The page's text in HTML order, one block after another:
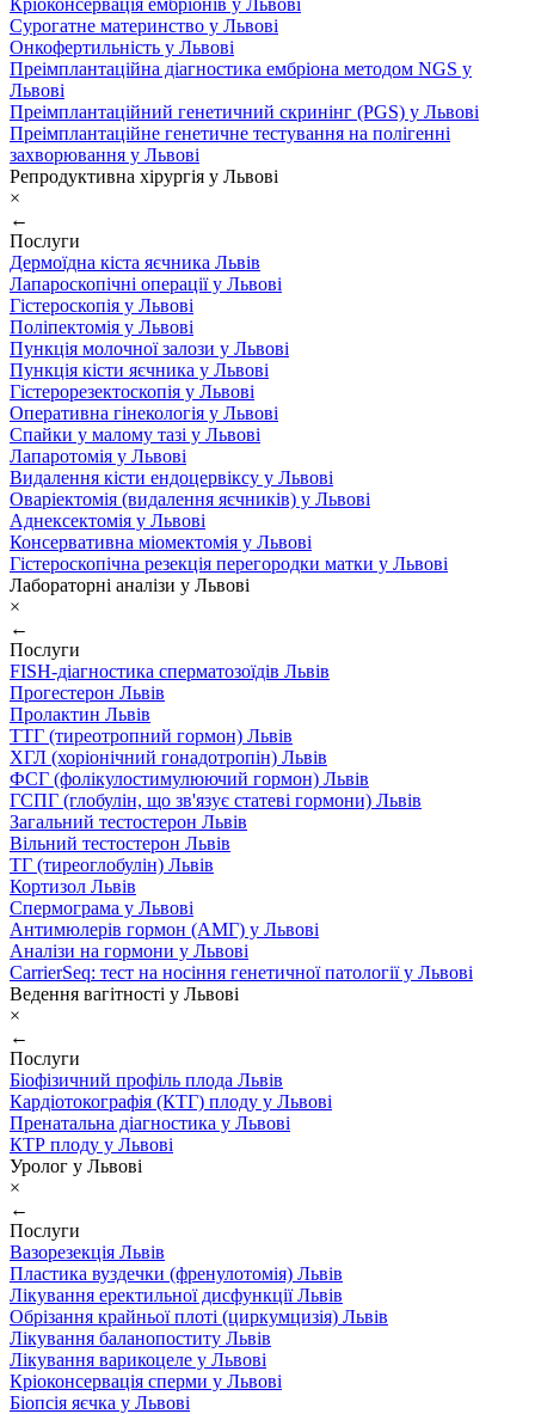
Кріоконсервація ембріонів у Львові
Сурогатне материнство у Львові
Онкофертильність у Львові
Преімплантаційна діагностика ембріона методом NGS у
Львові
Преімплантаційний генетичний скринінг (PGS) у Львові
Преімплантаційне генетичне тестування на полігенні
захворювання у Львові
Репродуктивна хірургія у Львові
×
←
Послуги
Дермоїдна кіста яєчника Львів
Лапароскопічні операції у Львові
Гістероскопія у Львові
Поліпектомія у Львові
Пункція молочної залози у Львові
Пункція кісти яєчника у Львові
Гістерорезектоскопія у Львові
Оперативна гінекологія у Львові
Спайки у малому тазі у Львові
Лапаротомія у Львові
Видалення кісти ендоцервіксу у Львові
Оваріектомія (видалення яєчників) у Львові
Аднексектомія у Львові
Консервативна міомектомія у Львові
Гістероскопічна резекція перегородки матки у Львові
Лабораторні аналізи у Львові
×
←
Послуги
FISH-діагностика сперматозоїдів Львів
Прогестерон Львів
Пролактин Львів
ТТГ (тиреотропний гормон) Львів
ХГЛ (хоріонічний гонадотропін) Львів
ФСГ (фолікулостимулюючий гормон) Львів
ГСПГ (глобулін, що зв'язує статеві гормони) Львів
Загальний тестостерон Львів
Вільний тестостерон Львів
ТГ (тиреоглобулін) Львів
Кортизол Львів
Спермограма у Львові
Антимюлерів гормон (АМГ) у Львові
Аналізи на гормони у Львові
CarrierSeq: тест на носіння генетичної патології у Львові
Ведення вагітності у Львові
×
←
Послуги
Біофізичний профіль плода Львів
Кардіотокографія (КТГ) плоду у Львові
Пренатальна діагностика у Львові
КТР плоду у Львові
Уролог у Львові
×
←
Послуги
Вазорезекція Львів
Пластика вуздечки (френулотомія) Львів
Лікування еректильної дисфункції Львів
Обрізання крайньої плоті (циркумцизія) Львів
Лікування баланопоститу Львів
Лікування варикоцеле у Львові
Кріоконсервація сперми у Львові
Біопсія яєчка у Львові